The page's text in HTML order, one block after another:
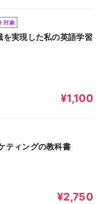
対象
実現した私の英語学習
¥1,100
ティングの教科書
¥2,750